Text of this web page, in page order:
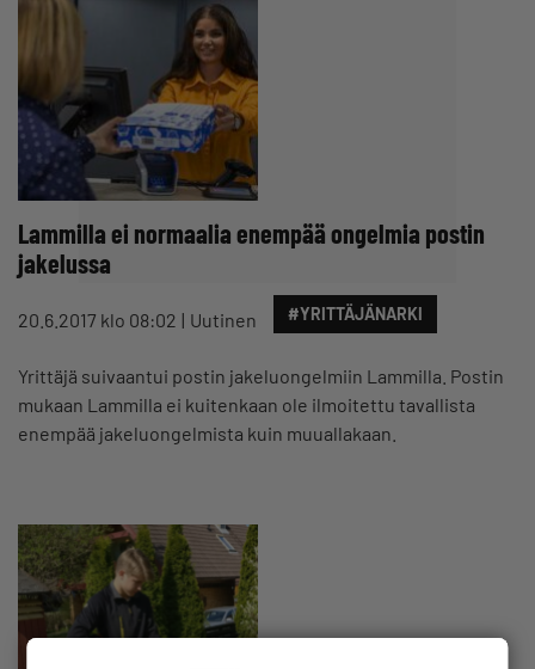
Lammilla ei normaalia enempää ongelmia postin
jakelussa
20.6.2017 klo 08:02 Uutinen #YRITTÄJÄNARKI
Yrittäjä suivaantui postin jakeluongelmiin Lammilla. Postin
mukaan Lammilla ei kuitenkaan ole ilmoitettu tavallista
enempää jakeluongelmista kuin muuallakaan.